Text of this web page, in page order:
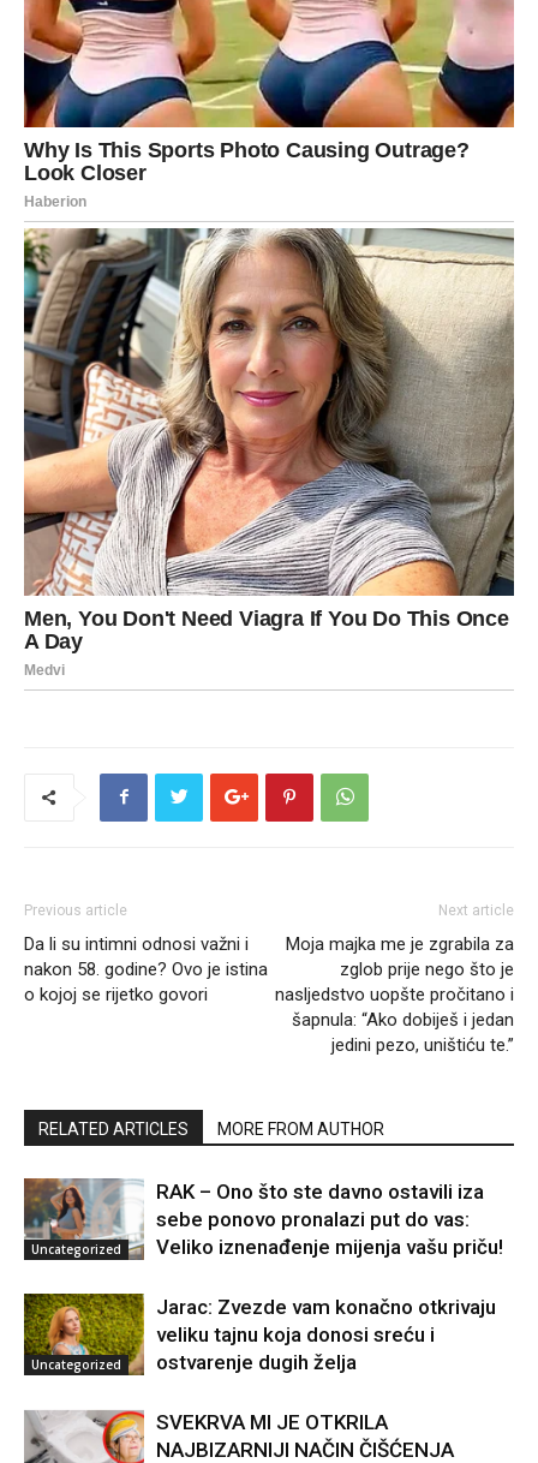
Previous article
Da li su intimni odnosi važni i
nakon 58. godine? Ovo je istina
o kojoj se rijetko govori
Next article
Moja majka me je zgrabila za
zglob prije nego što je
nasljedstvo uopšte pročitano i
šapnula: “Ako dobiješ i jedan
jedini pezo, uništiću te.”
RELATED ARTICLES MORE FROM AUTHOR
Uncategorized
RAK – Ono što ste davno ostavili iza
sebe ponovo pronalazi put do vas:
Veliko iznenađenje mijenja vašu priču!
Uncategorized
Jarac: Zvezde vam konačno otkrivaju
veliku tajnu koja donosi sreću i
ostvarenje dugih želja
SVEKRVA MI JE OTKRILA
NAJBIZARNIJI NAČIN ČIŠĆENJA